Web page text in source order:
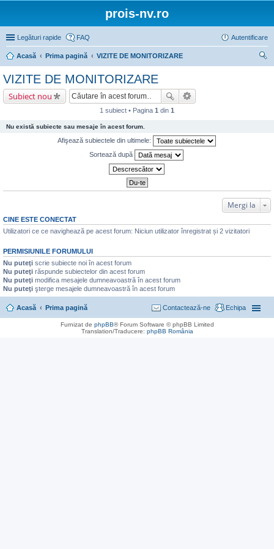
prois-nv.ro
Legături rapide FAQ Autentificare
Acasă Prima pagină
VIZITE DE MONITORIZARE
VIZITE DE MONITORIZARE
Subiect nou
1 subiect • Pagina 1 din 1
Nu există subiecte sau mesaje în acest forum.
Afişează subiectele din ultimele:
Sortează după
Mergi la
CINE ESTE CONECTAT
Utilizatori ce ce navighează pe acest forum: Niciun utilizator înregistrat și 2 vizitatori
PERMISIUNILE FORUMULUI
Nu puteţi scrie subiecte noi în acest forum
Nu puteţi răspunde subiectelor din acest forum
Nu puteţi modifica mesajele dumneavoastră în acest forum
Nu puteţi şterge mesajele dumneavoastră în acest forum
Acasă Prima pagină Echipa
Contactează-ne
Furnizat de phpBB® Forum Software © phpBB Limited
Translation/Traducere: phpBB România